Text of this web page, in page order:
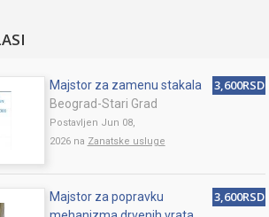
Majstor za zamenu stakala
Beograd-Stari Grad
Postavljen Jun 08,
2026 na Zanatske usluge
3,600RSD
Majstor za popravku
3,600RSD